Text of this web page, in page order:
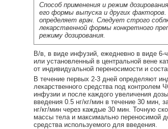
Способ применения и режим
его формы выпуска и других
определяет врач. Следует строго
лекарственной формы конкретного
режиму дозирования.
В/в, в виде инфузий, ежедневно в виде
или установленный в центральной вене
от индивидуальной переносимости и
В течение первых 2-3 дней определяют
лекарственного средства под
инфузии и после каждого увеличения
введения 0.5 нг/кг/мин в течение 30 мин,
нг/кг/мин через каждые 30 мин. Точную
массы тела и максимально переносимой
средства используемого для введения.